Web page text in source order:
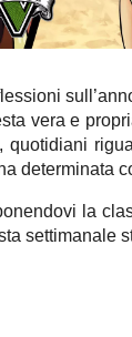
vera e
quotidiani
determinata
la
settimanale